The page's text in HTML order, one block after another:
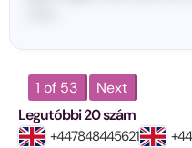
1 of 53
Next
Legutóbbi 20 szám
+447848445621